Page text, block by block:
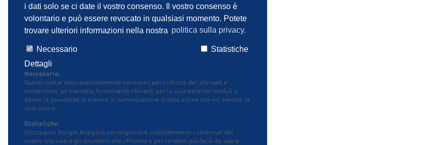
i dati solo se ci date il vostro consenso. Il vostro consenso è
volontario e può essere revocato in qualsiasi momento. Potete
trovare ulteriori informazioni nella nostra politica sulla privacy.
Necessario
Statistiche
Dettagli
Necessario:
Questi cookie sono assolutamente necessari per l'utilizzo del sito web e
consentono, ad esempio, funzionalità rilevanti per la sicurezza nei moduli o
danno la possibilità di entrare in comunicazione diretta online con noi tramite la
chat online.
Statistiche:
Utilizziamo Google Analytics per migliorare costantemente i contenuti del
nostro sito web e gli strumenti che offriamo e per renderli più facili da usare.